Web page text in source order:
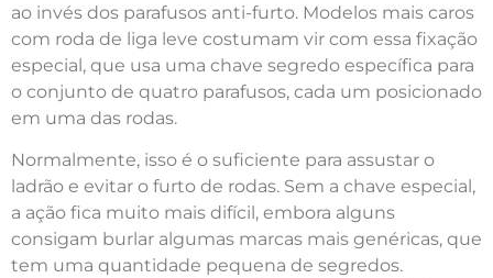
ao invés dos parafusos anti-furto. Modelos mais caros
com roda de liga leve costumam vir com essa fixação
especial, que usa uma chave segredo específica para
o conjunto de quatro parafusos, cada um posicionado
em uma das rodas.
Normalmente, isso é o suficiente para assustar o
ladrão e evitar o furto de rodas. Sem a chave especial,
a ação fica muito mais difícil, embora alguns
consigam burlar algumas marcas mais genéricas, que
tem uma quantidade pequena de segredos.